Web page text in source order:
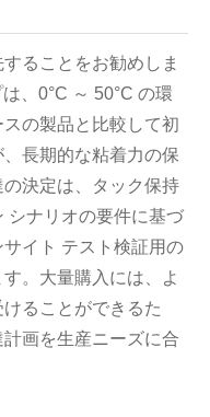
ることをお勧めしま
、0°C ～ 50°C の環
の製品と比較して初
長期的な粘着力の保
決定は、タック保持
シナリオの要件に基づ
イト テスト検証用の
。大量購入には、よ
ることができるた
画を生産ニーズに合